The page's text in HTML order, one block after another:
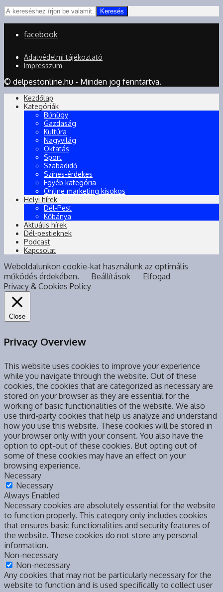
Keresés
facebook
Adatvédelmi tájékoztató
Impresszum
© delpestonline.hu - Minden jog fenntartva.
Kezdőlap
Kategóriák
Bűnügy
Gazdaság
Kultúra
Nagyvilág
Oktatás
Sport
Szabadidő
Színes-érdekes
Egyéb kategória
Online marketing kisokos
Helyi hírek
Dél-Pest
Kőbánya
Aktuális hírek
Dél-pestieknek
Podcast
Kapcsolat
Weboldalunkon cookie-kat használunk az optimális
működés érdekében.
Beállítások
Elfogad
Privacy & Cookies Policy
Close
Privacy Overview
This website uses cookies to improve your experience
while you navigate through the website. Out of these
cookies, the cookies that are categorized as necessary are
stored on your browser as they are essential for the
working of basic functionalities of the website. We also
use third-party cookies that help us analyze and understand
how you use this website. These cookies will be stored in
your browser only with your consent. You also have the
option to opt-out of these cookies. But opting out of
some of these cookies may have an effect on your
browsing experience.
Necessary
Necessary
Always Enabled
Necessary cookies are absolutely essential for the website
to function properly. This category only includes cookies
that ensures basic functionalities and security features of
the website. These cookies do not store any personal
information.
Non-necessary
Non-necessary
Any cookies that may not be particularly necessary for the
website to function and is used specifically to collect user